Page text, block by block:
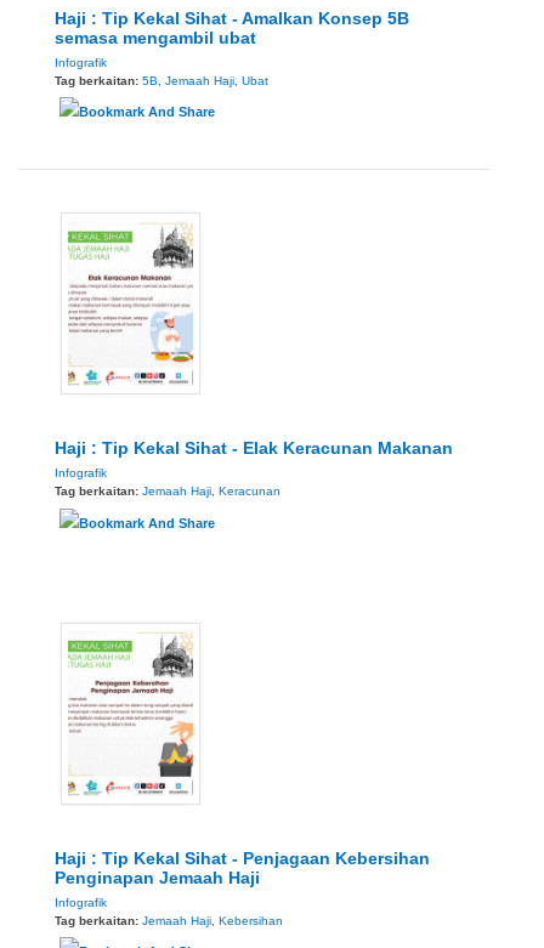
Haji : Tip Kekal Sihat - Amalkan Konsep 5B
semasa mengambil ubat
Infografik
Tag berkaitan: 5B Jemaah Haji Ubat
Haji : Tip Kekal Sihat - Elak Keracunan Makanan
Infografik
Tag berkaitan: Jemaah Haji, Keracunan
Haji : Tip Kekal Sihat - Penjagaan Kebersihan
Penginapan Jemaah Haji
Infografik
Tag berkaitan: Jemaah Haji, Kebersihan